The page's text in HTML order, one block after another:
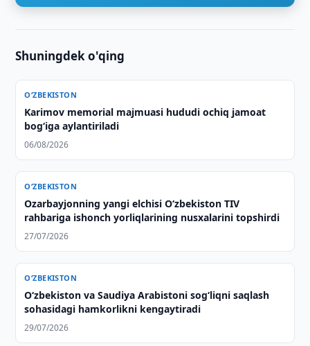
Shuningdek o'qing
O‘ZBEKISTON
Karimov memorial majmuasi hududi ochiq jamoat
bog‘iga aylantiriladi
06/08/2026
O‘ZBEKISTON
Ozarbayjonning yangi elchisi O‘zbekiston TIV
rahbariga ishonch yorliqlarining nusxalarini topshirdi
27/07/2026
O‘ZBEKISTON
Oʻzbekiston va Saudiya Arabistoni sogʻliqni saqlash
sohasidagi hamkorlikni kengaytiradi
29/07/2026